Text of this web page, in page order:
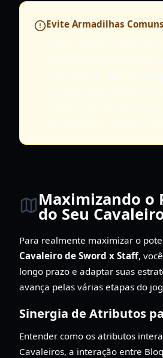
Evite Armadilhas Comuns
Maximizando o
do Seu
Para realmente maximizar o
Cavaleiro de Sword x Staff,
longo prazo e adaptar suas
avança pelas várias etapas do
Sinergia de Atributos
Entender como os atributos
Cavaleiros, a interação entre